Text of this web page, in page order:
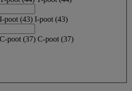
I-poot (43) I-poot (43)
C-poot (37) C-poot (37)